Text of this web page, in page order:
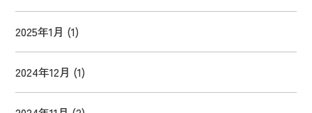
2025年1月 (1)
2024年12月 (1)